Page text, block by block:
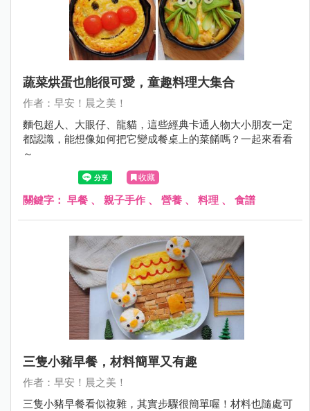
蔬菜烘蛋也能很可愛，童趣料理大集合
作者：早安！晨之美！
麵包超人、大眼仔、龍貓，這些經典卡通人物大小朋友一定
都認識，能想像如何把它變成餐桌上的菜餚嗎？一起來看看
～
收藏
關鍵字： 早餐 、 親子手作 、 營養 、 料理 、 食譜
三隻小豬早餐，材料簡單又有趣
作者：早安！晨之美！
三隻小豬早餐看似複雜，其實步驟很簡單喔！材料也隨處可